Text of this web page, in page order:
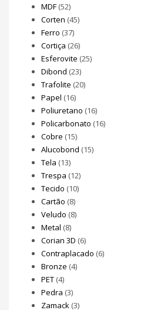
MDF (52)
Corten (45)
Ferro (37)
Cortiça (26)
Esferovite (25)
Dibond (23)
Trafolite (20)
Papel (16)
Poliuretano (16)
Policarbonato (16)
Cobre (15)
Alucobond (15)
Tela (13)
Trespa (12)
Tecido (10)
Cartão (8)
Veludo (8)
Metal (8)
Corian 3D (6)
Contraplacado (6)
Bronze (4)
PET (4)
Pedra (3)
Zamack (3)